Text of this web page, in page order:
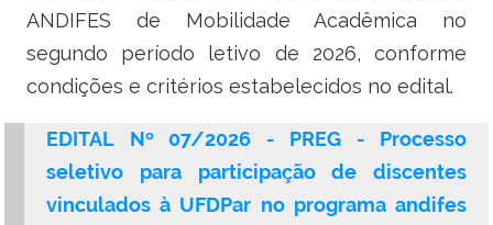
Ministério da Integração Nacional
Ministério da Transparência e Controladoria-Geral da União
ANDIFES de Mobilidade Acadêmica no
segundo período letivo de 2026, conforme
condições e critérios estabelecidos no edital.
EDITAL Nº 07/2026 - PREG - Processo
seletivo para participação de discentes
vinculados à UFDPar no programa andifes